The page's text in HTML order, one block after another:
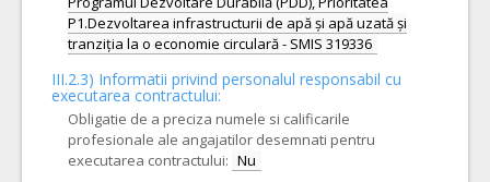
P1.Dezvoltarea infrastructurii de apă și apă uzată și
tranziția la o economie circulară - SMIS 319336
III.2.3) Informatii privind personalul responsabil cu
executarea contractului:
Obligatie de a preciza numele si calificarile
profesionale ale angajatilor desemnati pentru
executarea contractului: Nu